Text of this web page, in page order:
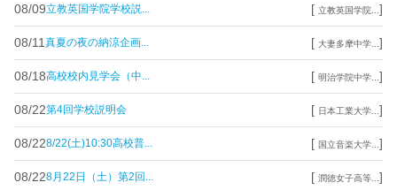
08/09立教英国学院学校説... [ 立教英国学院... ]
08/11 真夏の夜の納涼企画... [ 大妻多摩中学... ]
08/18高校校内見学会（中... [ 明治学院中学... ]
08/22第4回学校説明会 [ 日本工業大学... ]
08/228/22(土)10:30高校普... [ 国立音楽大学... ]
08/228月22日（土）第2回... [ 潤徳女子高等... ]